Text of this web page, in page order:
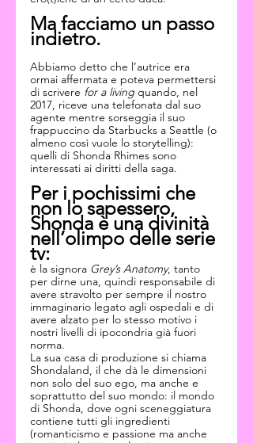
Ma facciamo un passo
indietro.
Abbiamo detto che l’autrice era
ormai affermata e poteva permettersi
di scrivere for a living quando, nel
2017, riceve una telefonata dal suo
agente mentre sorseggia il suo
frappuccino da Starbucks a Seattle (o
almeno così vuole lo storytelling):
quelli di Shonda Rhimes sono
interessati ai diritti della saga.
Per i pochissimi che
non lo sapessero,
Shonda è una divinità
nell’olimpo delle serie
tv:
è la signora Grey’s Anatomy, tanto
per dirne una, quindi responsabile di
avere stravolto per sempre il nostro
immaginario legato agli ospedali e di
avere alzato per lo stesso motivo i
nostri livelli di ipocondria già fuori
norma.
La sua casa di produzione si chiama
Shondaland, il che dà le dimensioni
non solo del suo ego, ma anche e
soprattutto del suo mondo: il mondo
di Shonda, dove ogni sceneggiatura
contiene tutti gli ingredienti
(romanticismo e passione ma anche